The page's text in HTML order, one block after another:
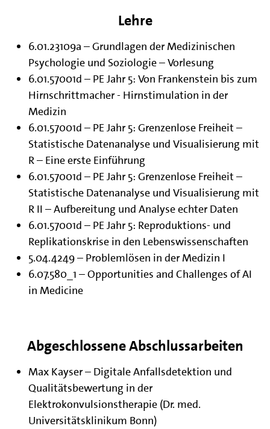
Lehre
6.01.23109a – Grundlagen der Medizinischen
Psychologie und Soziologie – Vorlesung
6.01.57001d – PE Jahr 5: Von Frankenstein bis zum
Hirnschrittmacher - Hirnstimulation in der
Medizin
6.01.57001d – PE Jahr 5: Grenzenlose Freiheit –
Statistische Datenanalyse und Visualisierung mit
R – Eine erste Einführung
6.01.57001d – PE Jahr 5: Grenzenlose Freiheit –
Statistische Datenanalyse und Visualisierung mit
R II – Aufbereitung und Analyse echter Daten
6.01.57001d – PE Jahr 5: Reproduktions- und
Replikationskrise in den Lebenswissenschaften
5.04.4249 – Problemlösen in der Medizin I
6.07.580_1 – Opportunities and Challenges of AI
in Medicine
Abgeschlossene Abschlussarbeiten
Max Kayser – Digitale Anfallsdetektion und
Qualitätsbewertung in der
Elektrokonvulsionstherapie (Dr. med.
Universitätsklinikum Bonn)